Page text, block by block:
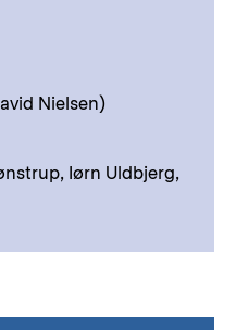
Nielsen)
Iørn Uldbjerg,